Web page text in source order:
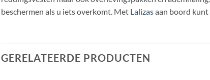
beschermen als u iets overkomt. Met Lalizasaan boord kunt
GERELATEERDE PRODUCTEN